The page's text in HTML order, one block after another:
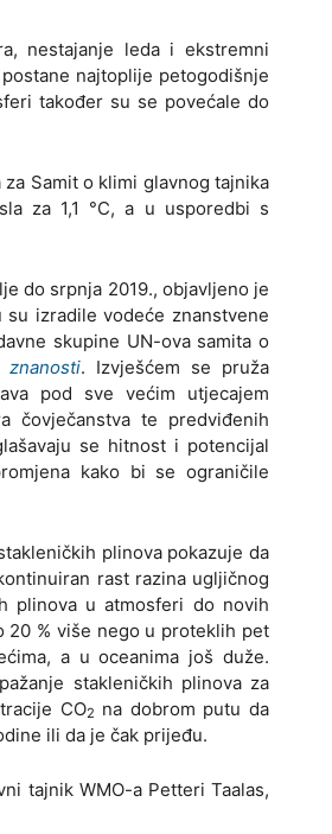
nestajanje leda i ekstremni
najtoplije petogodišnje
također su se povećale do
Samit o klimi glavnog tajnika
za 1,1 °C, a u usporedbi s
do srpnja 2019., objavljeno je
izradile vodeće znanstvene
skupine UN-ova samita o
. Izvješćem se pruža
pod sve većim utjecajem
čovječanstva te predviđenih
se hitnost i potencijal
kako bi se ograničile
plinova pokazuje da
rast razina ugljičnog
plinova u atmosferi do novih
20 % više nego u proteklih pet
a u oceanima još duže.
stakleničkih plinova za
CO2 na dobrom putu da
ili da je čak prijeđu.
tajnik WMO-a Petteri Taalas,